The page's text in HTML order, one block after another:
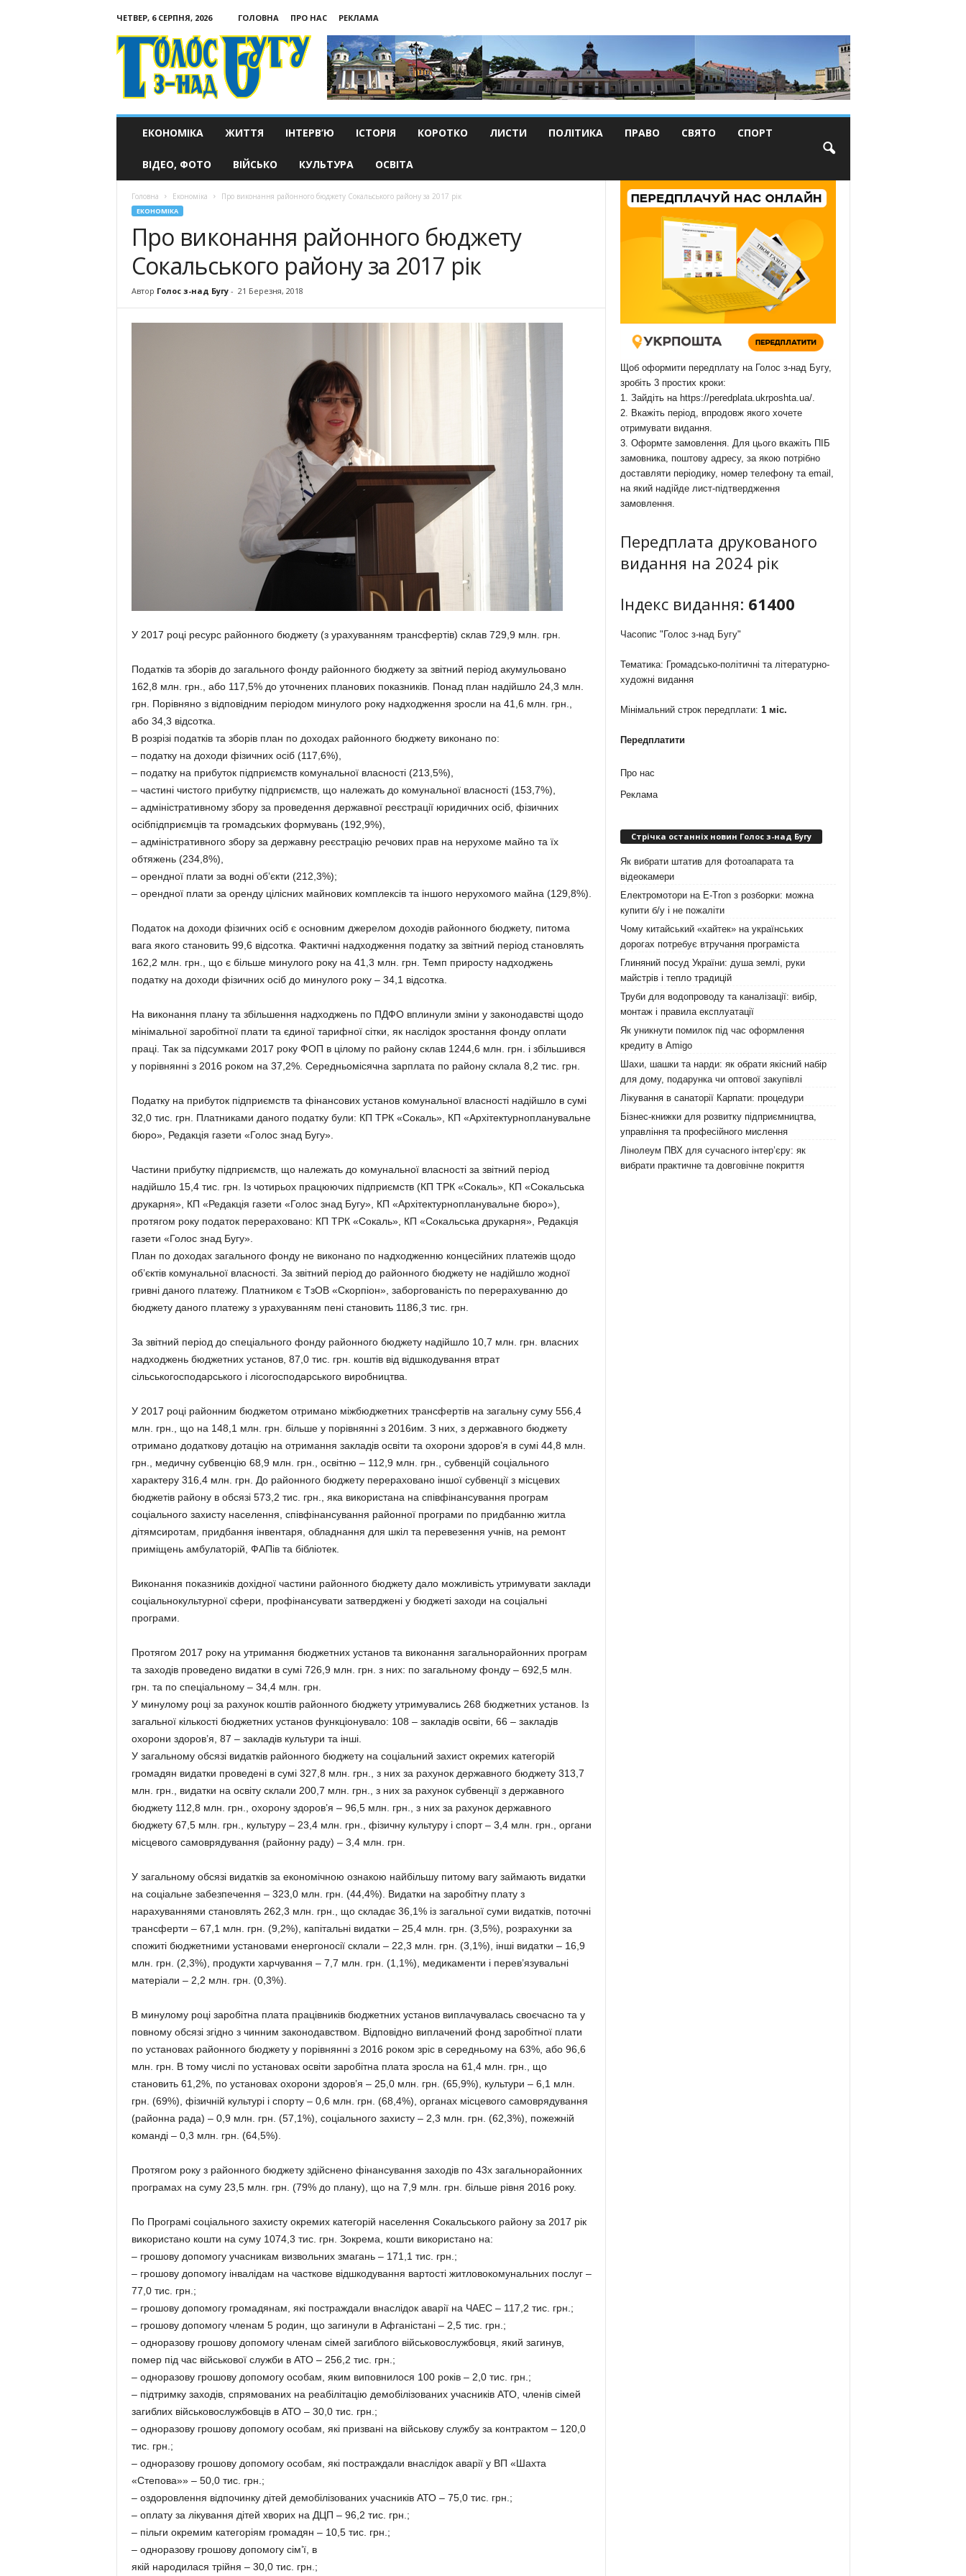
ЧЕТВЕР, 6 СЕРПНЯ, 2026 ГОЛОВНА ПРО НАС
РЕКЛАМА
Голос
з-
ЕКОНОМІКА ЖИТТЯ ІНТЕРВ’Ю ІСТОРІЯ КОРОТКО ЛИСТИ ПОЛІТИКА ПРАВО СВЯТО СПОРТ
ВІДЕО, ФОТО ВІЙСЬКО КУЛЬТУРА ОСВІТА
Головна Економіка Про виконання районного бюджету Сокальського району за 2017 рік
ЕКОНОМІКА
Про виконання районного бюджету
Сокальського району за 2017 рік
Автор Голос з-над Бугу- 21 Березня, 2018
У 2017 році ресурс районного бюджету (з урахуванням трансфертів) склав 729,9 млн. грн.
Податків та зборів до загального фонду районного бюджету за звітний період акумульовано
162,8 млн. грн., або 117,5% до уточнених планових показників. Понад план надійшло 24,3 млн.
грн. Порівняно з відповідним періодом минулого року надходження зросли на 41,6 млн. грн.,
або 34,3 відсотка.
В розрізі податків та зборів план по доходах районного бюджету виконано по:
– податку на доходи фізичних осіб (117,6%),
– податку на прибуток підприємств комунальної власності (213,5%),
– частині чистого прибутку підприємств, що належать до комунальної власності (153,7%),
– адміністративному збору за проведення державної реєстрації юридичних осіб, фізичних
осібпідприємців та громадських формувань (192,9%),
– адміністративного збору за державну реєстрацію речових прав на нерухоме майно та їх
обтяжень (234,8%),
– орендної плати за водні об’єкти (212,3%);
– орендної плати за оренду цілісних майнових комплексів та іншого нерухомого майна (129,8%).
Податок на доходи фізичних осіб є основним джерелом доходів районного бюджету, питома
вага якого становить 99,6 відсотка. Фактичні надходження податку за звітний період становлять
162,2 млн. грн., що є більше минулого року на 41,3 млн. грн. Темп приросту надходжень
податку на доходи фізичних осіб до минулого року – 34,1 відсотка.
На виконання плану та збільшення надходжень по ПДФО вплинули зміни у законодавстві щодо
мінімальної заробітної плати та єдиної тарифної сітки, як наслідок зростання фонду оплати
праці. Так за підсумками 2017 року ФОП в цілому по району склав 1244,6 млн. грн. і збільшився
у порівнянні з 2016 роком на 37,2%. Середньомісячна зарплата по району склала 8,2 тис. грн.
Податку на прибуток підприємств та фінансових установ комунальної власності надійшло в сумі
32,0 тис. грн. Платниками даного податку були: КП ТРК «Сокаль», КП «Архітектурнопланувальне
бюро», Редакція газети «Голос знад Бугу».
Частини прибутку підприємств, що належать до комунальної власності за звітний період
надійшло 15,4 тис. грн. Із чотирьох працюючих підприємств (КП ТРК «Сокаль», КП «Сокальська
друкарня», КП «Редакція газети «Голос знад Бугу», КП «Архітектурнопланувальне бюро»),
протягом року податок перераховано: КП ТРК «Сокаль», КП «Сокальська друкарня», Редакція
газети «Голос знад Бугу».
План по доходах загального фонду не виконано по надходженню концесійних платежів щодо
об’єктів комунальної власності. За звітний період до районного бюджету не надійшло жодної
гривні даного платежу. Платником є ТзОВ «Скорпіон», заборгованість по перерахуванню до
бюджету даного платежу з урахуванням пені становить 1186,3 тис. грн.
За звітний період до спеціального фонду районного бюджету надійшло 10,7 млн. грн. власних
надходжень бюджетних установ, 87,0 тис. грн. коштів від відшкодування втрат
сільськогосподарського і лісогосподарського виробництва.
У 2017 році районним бюджетом отримано міжбюджетних трансфертів на загальну суму 556,4
млн. грн., що на 148,1 млн. грн. більше у порівнянні з 2016им. З них, з державного бюджету
отримано додаткову дотацію на отримання закладів освіти та охорони здоров’я в сумі 44,8 млн.
грн., медичну субвенцію 68,9 млн. грн., освітню – 112,9 млн. грн., субвенцій соціального
характеру 316,4 млн. грн. До районного бюджету перераховано іншої субвенції з місцевих
бюджетів району в обсязі 573,2 тис. грн., яка використана на співфінансування програм
соціального захисту населення, співфінансування районної програми по придбанню житла
дітямсиротам, придбання інвентаря, обладнання для шкіл та перевезення учнів, на ремонт
приміщень амбулаторій, ФАПів та бібліотек.
Виконання показників дохідної частини районного бюджету дало можливість утримувати заклади
соціальнокультурної сфери, профінансувати затверджені у бюджеті заходи на соціальні
програми.
Протягом 2017 року на утримання бюджетних установ та виконання загальнорайонних програм
та заходів проведено видатки в сумі 726,9 млн. грн. з них: по загальному фонду – 692,5 млн.
грн. та по спеціальному – 34,4 млн. грн.
У минулому році за рахунок коштів районного бюджету утримувались 268 бюджетних установ. Із
загальної кількості бюджетних установ функціонувало: 108 – закладів освіти, 66 – закладів
охорони здоров’я, 87 – закладів культури та інші.
У загальному обсязі видатків районного бюджету на соціальний захист окремих категорій
громадян видатки проведені в сумі 327,8 млн. грн., з них за рахунок державного бюджету 313,7
млн. грн., видатки на освіту склали 200,7 млн. грн., з них за рахунок субвенції з державного
бюджету 112,8 млн. грн., охорону здоров’я – 96,5 млн. грн., з них за рахунок державного
бюджету 67,5 млн. грн., культуру – 23,4 млн. грн., фізичну культуру і спорт – 3,4 млн. грн., органи
місцевого самоврядування (районну раду) – 3,4 млн. грн.
У загальному обсязі видатків за економічною ознакою найбільшу питому вагу займають видатки
на соціальне забезпечення – 323,0 млн. грн. (44,4%). Видатки на заробітну плату з
нарахуваннями становлять 262,3 млн. грн., що складає 36,1% із загальної суми видатків, поточні
трансферти – 67,1 млн. грн. (9,2%), капітальні видатки – 25,4 млн. грн. (3,5%), розрахунки за
спожиті бюджетними установами енергоносії склали – 22,3 млн. грн. (3,1%), інші видатки – 16,9
млн. грн. (2,3%), продукти харчування – 7,7 млн. грн. (1,1%), медикаменти і перев’язувальні
матеріали – 2,2 млн. грн. (0,3%).
В минулому році заробітна плата працівників бюджетних установ виплачувалась своєчасно та у
повному обсязі згідно з чинним законодавством. Відповідно виплачений фонд заробітної плати
по установах районного бюджету у порівнянні з 2016 роком зріс в середньому на 63%, або 96,6
млн. грн. В тому числі по установах освіти заробітна плата зросла на 61,4 млн. грн., що
становить 61,2%, по установах охорони здоров’я – 25,0 млн. грн. (65,9%), культури – 6,1 млн.
грн. (69%), фізичній культурі і спорту – 0,6 млн. грн. (68,4%), органах місцевого самоврядування
(районна рада) – 0,9 млн. грн. (57,1%), соціального захисту – 2,3 млн. грн. (62,3%), пожежній
команді – 0,3 млн. грн. (64,5%).
Протягом року з районного бюджету здійснено фінансування заходів по 43х загальнорайонних
програмах на суму 23,5 млн. грн. (79% до плану), що на 7,9 млн. грн. більше рівня 2016 року.
По Програмі соціального захисту окремих категорій населення Сокальського району за 2017 рік
використано кошти на суму 1074,3 тис. грн. Зокрема, кошти використано на:
– грошову допомогу учасникам визвольних змагань – 171,1 тис. грн.;
– грошову допомогу інвалідам на часткове відшкодування вартості житловокомунальних послуг –
77,0 тис. грн.;
– грошову допомогу громадянам, які постраждали внаслідок аварії на ЧАЕС – 117,2 тис. грн.;
– грошову допомогу членам 5 родин, що загинули в Афганістані – 2,5 тис. грн.;
– одноразову грошову допомогу членам сімей загиблого військовослужбовця, який загинув,
помер під час військової служби в АТО – 256,2 тис. грн.;
– одноразову грошову допомогу особам, яким виповнилося 100 років – 2,0 тис. грн.;
– підтримку заходів, спрямованих на реабілітацію демобілізованих учасників АТО, членів сімей
загиблих військовослужбовців в АТО – 30,0 тис. грн.;
– одноразову грошову допомогу особам, які призвані на військову службу за контрактом – 120,0
тис. грн.;
– одноразову грошову допомогу особам, які постраждали внаслідок аварії у ВП «Шахта
«Степова»» – 50,0 тис. грн.;
– оздоровлення відпочинку дітей демобілізованих учасників АТО – 75,0 тис. грн.;
– оплату за лікування дітей хворих на ДЦП – 96,2 тис. грн.;
– пільги окремим категоріям громадян – 10,5 тис. грн.;
– одноразову грошову допомогу сім’ї, в
якій народилася трійня – 30,0 тис. грн.;
Щоб оформити передплату на Голос з-над Бугу,
зробіть 3 простих кроки:
1. Зайдіть на https://peredplata.ukrposhta.ua/.
2. Вкажіть період, впродовж якого хочете
отримувати видання.
3. Оформте замовлення. Для цього вкажіть ПІБ
замовника, поштову адресу, за якою потрібно
доставляти періодику, номер телефону та email,
на який надійде лист-підтвердження
замовлення.
Передплата друкованого
видання на 2024 рік
Індекс видання: 61400
Часопис "Голос з-над Бугу"
Тематика: Громадсько-політичні та літературно-
художні видання
Мінімальний строк передплати: 1 міс.
Передплатити
Про нас
Реклама
Стрічка останніх новин Голос з-над Бугу
Як вибрати штатив для фотоапарата та
відеокамери
Електромотори на E-Tron з розборки: можна
купити б/у і не пожаліти
Чому китайський «хайтек» на українських
дорогах потребує втручання програміста
Глиняний посуд України: душа землі, руки
майстрів і тепло традицій
Труби для водопроводу та каналізації: вибір,
монтаж і правила експлуатації
Як уникнути помилок під час оформлення
кредиту в Amigo
Шахи, шашки та нарди: як обрати якісний набір
для дому, подарунка чи оптової закупівлі
Лікування в санаторії Карпати: процедури
Бізнес-книжки для розвитку підприємництва,
управління та професійного мислення
Лінолеум ПВХ для сучасного інтер’єру: як
вибрати практичне та довговічне покриття